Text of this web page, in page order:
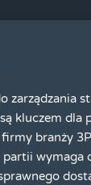
zarządzania
kluczem dla
branży
wymaga